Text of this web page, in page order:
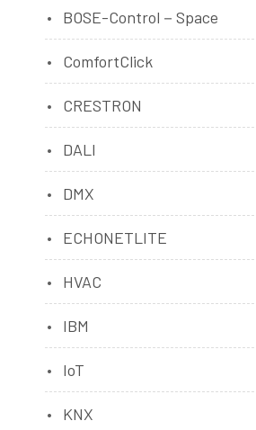
BOSE-Control－Space
ComfortClick
CRESTRON
DALI
DMX
ECHONETLITE
HVAC
IBM
IoT
KNX